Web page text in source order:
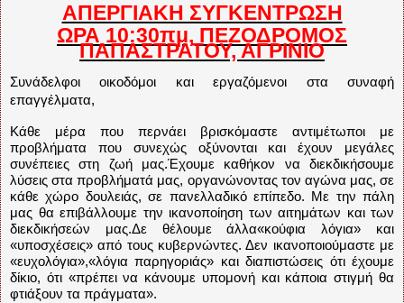
ΑΠΕΡΓΙΑΚΗ ΣΥΓΚΕΝΤΡΩΣΗ
ΩΡΑ 10:30πμ, ΠΕΖΟΔΡΟΜΟΣ
ΠΑΠΑΣΤΡΑΤΟΥ, ΑΓΡΙΝΙΟ
Συνάδελφοι οικοδόμοι και εργαζόμενοι στα συναφή
επαγγέλματα,
Κάθε μέρα που περνάει βρισκόμαστε αντιμέτωποι με
προβλήματα που συνεχώς οξύνονται και έχουν μεγάλες
συνέπειες στη ζωή μας.Έχουμε καθήκον να διεκδικήσουμε
λύσεις στα προβλήματά μας, οργανώνοντας τον αγώνα μας, σε
κάθε χώρο δουλειάς, σε πανελλαδικό επίπεδο. Με την πάλη
μας θα επιβάλλουμε την ικανοποίηση των αιτημάτων και των
διεκδικήσεών μας.Δε θέλουμε άλλα«κούφια λόγια» και
«υποσχέσεις» από τους κυβερνώντες. Δεν ικανοποιούμαστε με
«ευχολόγια»,«λόγια παρηγοριάς» και διαπιστώσεις ότι έχουμε
δίκιο, ότι «πρέπει να κάνουμε υπομονή και κάποια στιγμή θα
φτιάξουν τα πράγματα».